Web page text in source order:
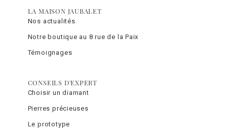
LA MAISON JAUBALET
Nos actualités
Notre boutique au 8 rue de la Paix
Témoignages
CONSEILS D'EXPERT
Choisir un diamant
Pierres précieuses
Le prototype